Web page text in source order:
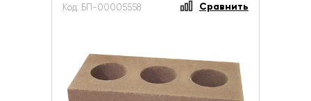
Код: БП-00005558 Сравнить